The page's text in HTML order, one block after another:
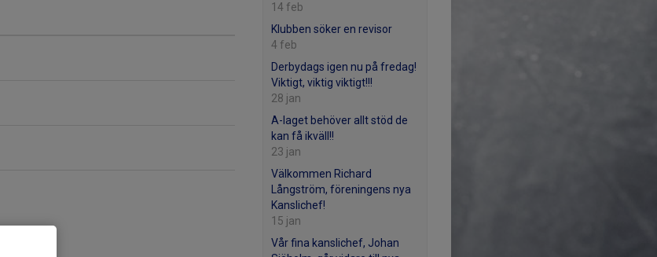
14 feb
Klubben söker en revisor
4 feb
Derbydags igen nu på fredag!
Viktigt, viktig viktigt!!!
28 jan
A-laget behöver allt stöd de
kan få ikväll!!
23 jan
Välkommen Richard
Långström, föreningens nya
Kanslichef!
15 jan
Vår fina kanslichef, Johan